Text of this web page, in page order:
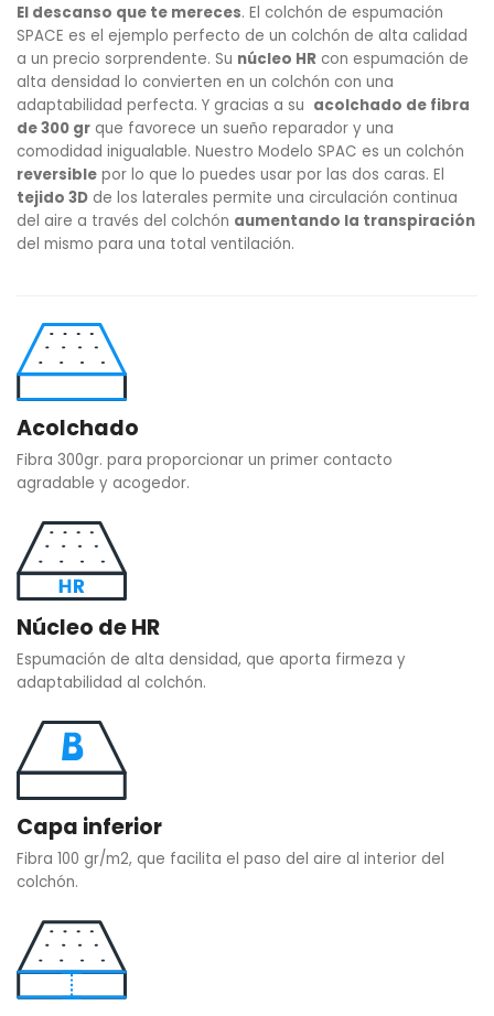
El descanso que te mereces. El colchón de espumación
SPACE es el ejemplo perfecto de un colchón de alta calidad
a un precio sorprendente. Su núcleo HR con espumación de
alta densidad lo convierten en un colchón con una
adaptabilidad perfecta. Y gracias a su acolchado de fibra
de 300 gr que favorece un sueño reparador y una
comodidad inigualable. Nuestro Modelo SPAC es un colchón
reversible por lo que lo puedes usar por las dos caras. El
tejido 3D de los laterales permite una circulación continua
del aire a través del colchón aumentando la transpiración
del mismo para una total ventilación.
Acolchado
Fibra 300gr. para proporcionar un primer contacto
agradable y acogedor.
Núcleo de HR
Espumación de alta densidad, que aporta firmeza y
adaptabilidad al colchón.
Capa inferior
Fibra 100 gr/m2, que facilita el paso del aire al interior del
colchón.